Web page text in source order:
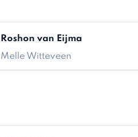
Roshon van Eijma
Melle Witteveen